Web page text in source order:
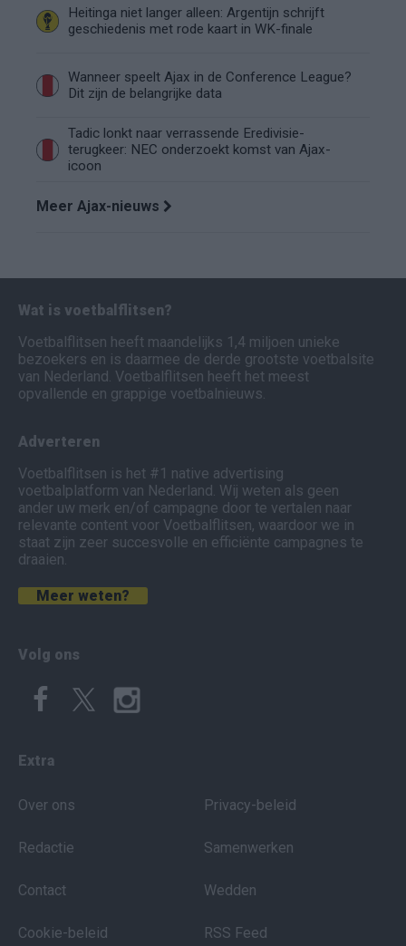
Heitinga niet langer alleen: Argentijn schrijft
geschiedenis met rode kaart in WK-finale
Wanneer speelt Ajax in de Conference League?
Dit zijn de belangrijke data
Tadic lonkt naar verrassende Eredivisie-
terugkeer: NEC onderzoekt komst van Ajax-
icoon
Meer Ajax-nieuws
Wat is voetbalflitsen?
Voetbalflitsen heeft maandelijks 1,4 miljoen unieke
bezoekers en is daarmee de derde grootste voetbalsite
van Nederland. Voetbalflitsen heeft het meest
opvallende en grappige voetbalnieuws.
Adverteren
Voetbalflitsen is het #1 native advertising
voetbalplatform van Nederland. Wij weten als geen
ander uw merk en/of campagne door te vertalen naar
relevante content voor Voetbalflitsen, waardoor we in
staat zijn zeer succesvolle en efficiënte campagnes te
draaien.
Meer weten?
Volg ons
Extra
Over ons
Redactie
Contact
Cookie-beleid
Privacy-beleid
Samenwerken
Wedden
RSS Feed